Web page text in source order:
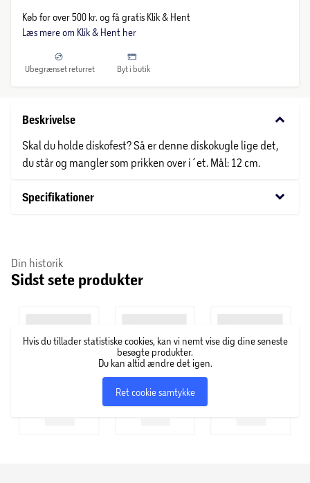
Køb for over 500 kr. og få gratis Klik & Hent
Læs mere om Klik & Hent her
Ubegrænset returret Byt i butik
Beskrivelse keyboard_arrow_down
Skal du holde diskofest? Så er denne diskokugle lige det,
du står og mangler som prikken over i´et. Mål: 12 cm.
Specifikationer keyboard_arrow_down
Din historik
Sidst sete produkter
Hvis du tillader statistiske cookies, kan vi nemt vise dig dine seneste
besøgte produkter.
Du kan altid ændre det igen.
Ret cookie samtykke